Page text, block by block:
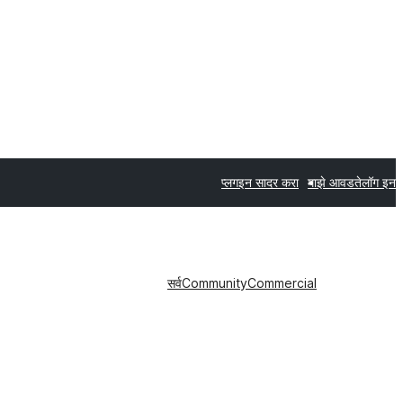
प्लगइन सादर करा माझे आवडतेलॉग इन
सर्वCommunityCommercial